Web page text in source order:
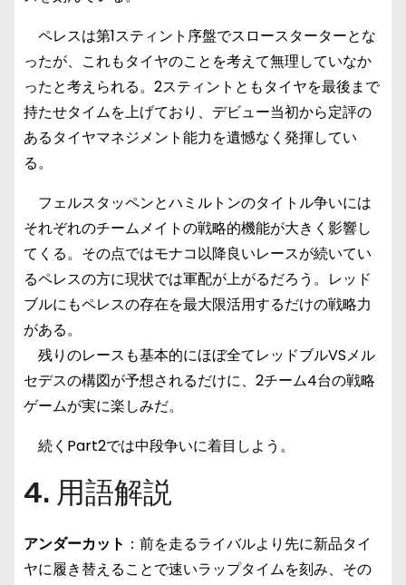
ペレスは第1スティント序盤でスロースターターとな
ったが、これもタイヤのことを考えて無理していなか
ったと考えられる。2スティントともタイヤを最後まで
持たせタイムを上げており、デビュー当初から定評の
あるタイヤマネジメント能力を遺憾なく発揮してい
る。
フェルスタッペンとハミルトンのタイトル争いには
それぞれのチームメイトの戦略的機能が大きく影響し
てくる。その点ではモナコ以降良いレースが続いてい
るペレスの方に現状では軍配が上がるだろう。レッド
ブルにもペレスの存在を最大限活用するだけの戦略力
がある。
残りのレースも基本的にほぼ全てレッドブルVSメル
セデスの構図が予想されるだけに、2チーム4台の戦略
ゲームが実に楽しみだ。
続くPart2では中段争いに着目しよう。
4. 用語解説
アンダーカット ：前を走るライバルより先に新品タイ
ヤに履き替えることで速いラップタイムを刻み、その